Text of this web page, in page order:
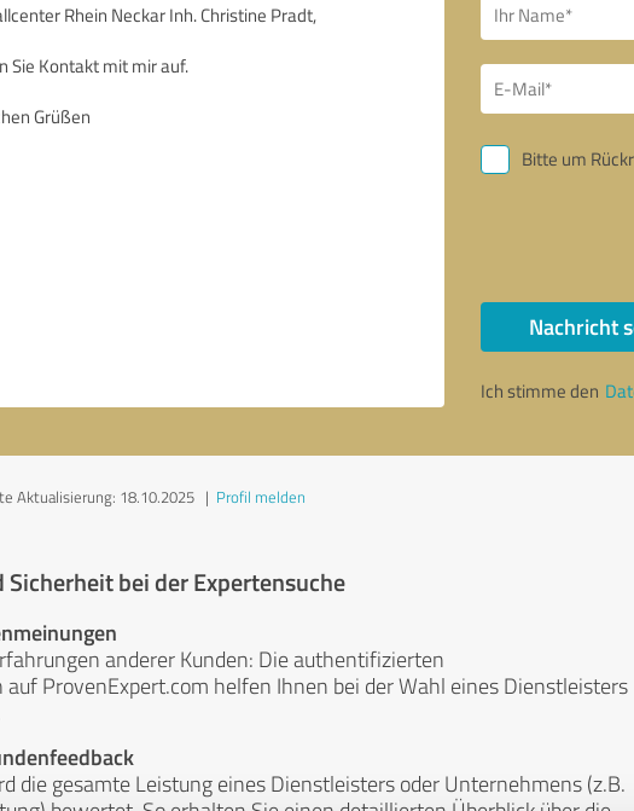
Bitte um
Nachricht
Ich stimme den
Aktualisierung: 18.10.2025 | Profil melden
bei der Expertensuche
anderer Kunden: Die authentifizierten
ProvenExpert.com helfen Ihnen bei der Wahl eines Dienstleisters
die gesamte Leistung eines Dienstleisters oder Unternehmens (z.B.